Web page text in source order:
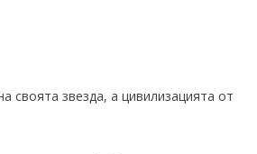
своята звезда, а цивилизацията от